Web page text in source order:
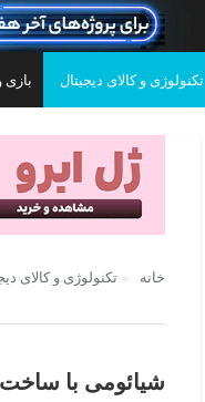
تکنولوژی و کالای دیجیتال
منوی ناوبری خرده نان
خانه تکنولوژی و کالای
شیائومی با